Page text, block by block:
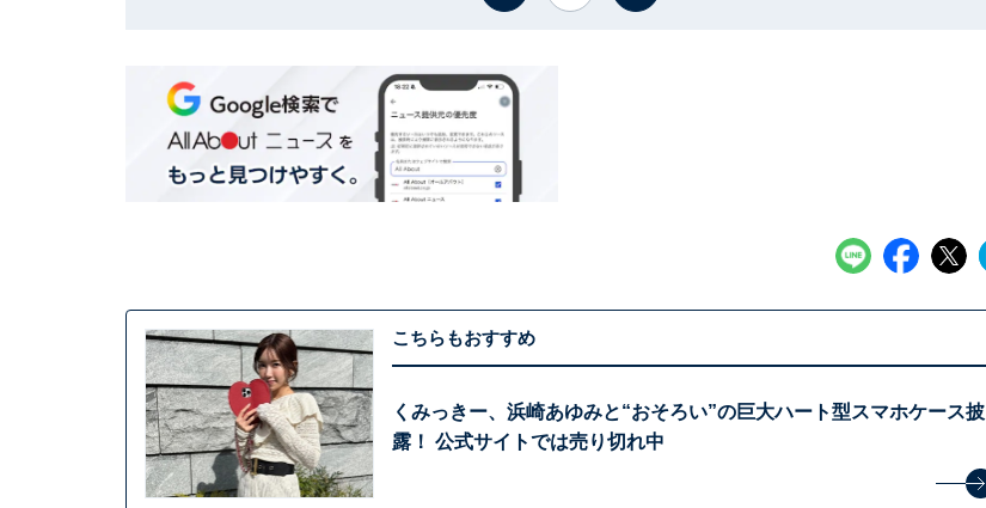
こちらもおすすめ
くみっきー、浜崎あゆみと“おそろい”の巨大ハート型スマホケース披
露！ 公式サイトでは売り切れ中